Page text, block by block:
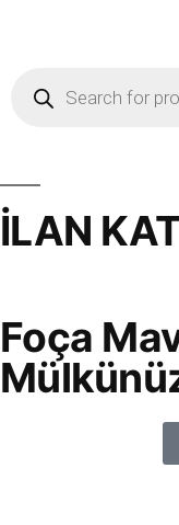
İLAN
Foça